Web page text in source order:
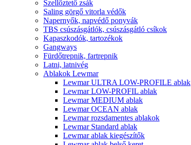
Szellőztető zsák
Saling görgő vitorla védők
Napernyők, napvédő ponyvák
TBS csúszásgátlók, csúszásgátló csíkok
Kapaszkodók, tartozékok
Gangways
Fürdőtrepnik, fartrepnik
Latni, latnivég
Ablakok Lewmar
Lewmar ULTRA LOW-PROFILE ablak
Lewmar LOW-PROFIL ablak
Lewmar MEDIUM ablak
Lewmar OCEAN ablak
Lewmar rozsdamentes ablakok
Lewmar Standard ablak
Lewmar ablak kiegészítők